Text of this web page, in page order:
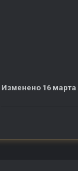
Изменено 16 марта